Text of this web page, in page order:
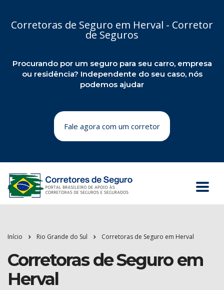
Corretoras de Seguro em Herval - Corretor
de Seguros
Procurando por um seguro para seu carro, empresa
ou residência? Independente do seu caso, nós
podemos ajudar
Fale agora com um corretor
Início Rio Grande do Sul Corretoras de Seguro em Herval
Corretoras de Seguro em
Herval